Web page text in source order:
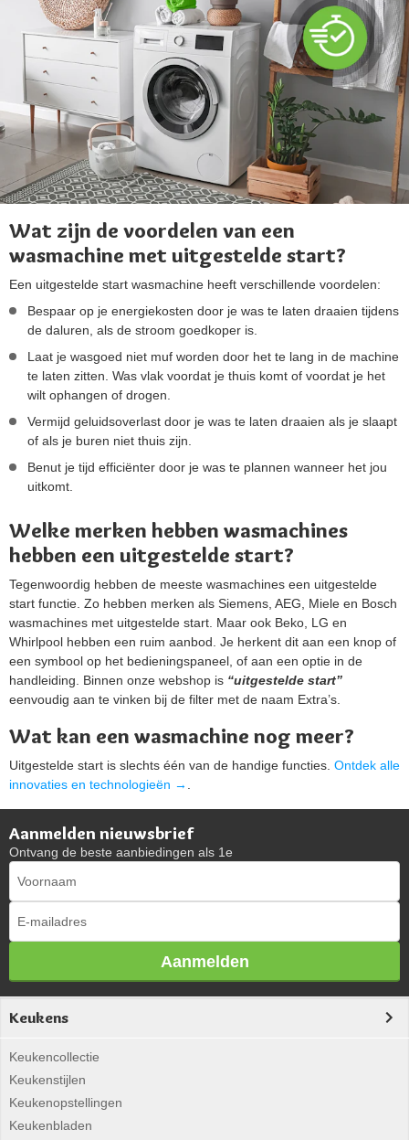
Wat zijn de voordelen van een
wasmachine met uitgestelde start?
Een uitgestelde start wasmachine heeft verschillende voordelen:
Bespaar op je energiekosten door je was te laten draaien tijdens
de daluren, als de stroom goedkoper is.
Laat je wasgoed niet muf worden door het te lang in de machine
te laten zitten. Was vlak voordat je thuis komt of voordat je het
wilt ophangen of drogen.
Vermijd geluidsoverlast door je was te laten draaien als je slaapt
of als je buren niet thuis zijn.
Benut je tijd efficiënter door je was te plannen wanneer het jou
uitkomt.
Welke merken hebben wasmachines
hebben een uitgestelde start?
Tegenwoordig hebben de meeste wasmachines een uitgestelde
start functie. Zo hebben merken als Siemens, AEG, Miele en Bosch
wasmachines met uitgestelde start. Maar ook Beko, LG en
Whirlpool hebben een ruim aanbod. Je herkent dit aan een knop of
een symbool op het bedieningspaneel, of aan een optie in de
handleiding. Binnen onze webshop is “uitgestelde start”
eenvoudig aan te vinken bij de filter met de naam Extra’s.
Wat kan een wasmachine nog meer?
Uitgestelde start is slechts één van de handige functies. Ontdek alle
innovaties en technologieën → .
Aanmelden nieuwsbrief
Ontvang de beste aanbiedingen als 1e
Aanmelden
Keukens
Keukencollectie
Keukenstijlen
Keukenopstellingen
Keukenbladen